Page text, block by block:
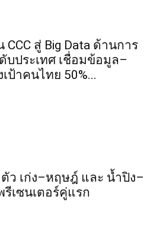
CCC สู่ Big Data ด้านการ
บประเทศ เชื่อมข้อมูล–
ป้าคนไทย 50%...
ตัว เก่ง–หฤษฎ์ และ น้ำปิง–
เซนเตอร์คู่แรก